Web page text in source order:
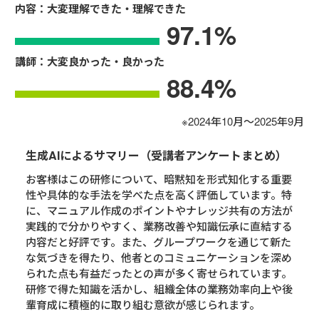
内容：大変理解できた・理解できた
97.1%
講師：大変良かった・良かった
88.4%
※2024年10月～2025年9月
生成AIによるサマリー（受講者アンケートまとめ）
お客様はこの研修について、暗黙知を形式知化する重要
性や具体的な手法を学べた点を高く評価しています。特
に、マニュアル作成のポイントやナレッジ共有の方法が
実践的で分かりやすく、業務改善や知識伝承に直結する
内容だと好評です。また、グループワークを通じて新た
な気づきを得たり、他者とのコミュニケーションを深め
られた点も有益だったとの声が多く寄せられています。
研修で得た知識を活かし、組織全体の業務効率向上や後
輩育成に積極的に取り組む意欲が感じられます。